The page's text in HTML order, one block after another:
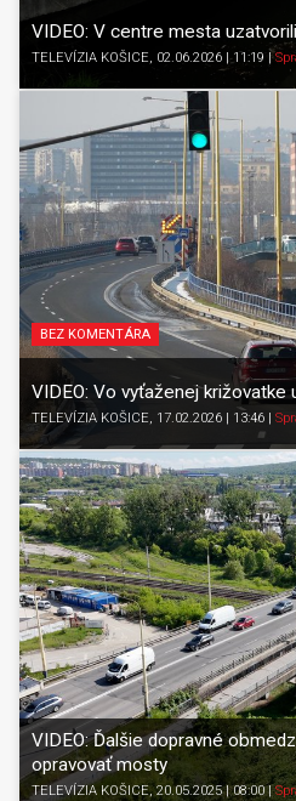
VIDEO: V centre mesta
TELEVÍZIA KOŠICE, 02.06.2026 | 11:19 |
BEZ KOMENTÁRA
VIDEO: Vo vyťaženej križovatke
TELEVÍZIA KOŠICE, 17.02.2026 | 13:46
VIDEO: Ďalšie dopravné
opravovať mosty
TELEVÍZIA KOŠICE, 20.05.2025 | 08:00|